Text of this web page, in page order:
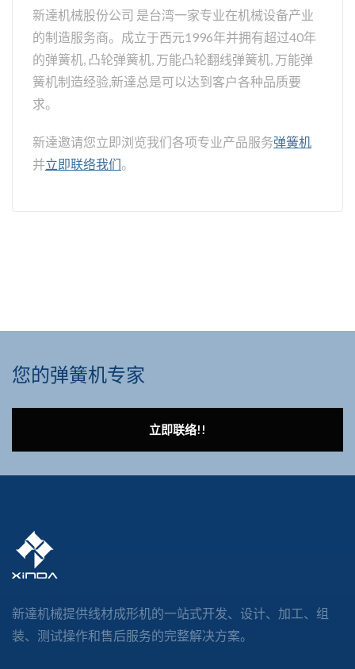
新達机械股份公司 是台湾一家专业在机械设备产业
的制造服务商。成立于西元1996年并拥有超过40年
的弹簧机, 凸轮弹簧机, 万能凸轮翻线弹簧机, 万能弹
簧机制造经验,新達总是可以达到客户各种品质要
求。
新達邀请您立即浏览我们各项专业产品服务弹簧机
并立即联络我们。
您的弹簧机专家
立即联络!!
新達机械提供线材成形机的一站式开发、设计、加工、组
装、测试操作和售后服务的完整解决方案。